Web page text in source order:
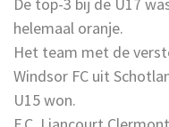
helemaal oranje.
Het team met de
Windsor FC uit
U15 won.